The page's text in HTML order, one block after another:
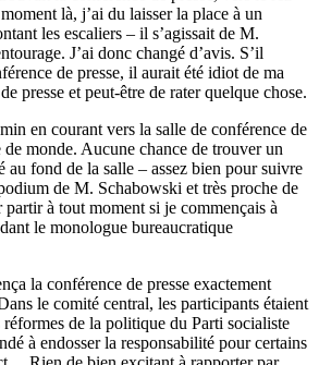
là, j’ai du laisser la place à un
les escaliers – il s’agissait de M.
J’ai donc changé d’avis. S’il
de presse, il aurait été idiot de ma
presse et peut-être de rater quelque chose.
en courant vers la salle de conférence de
monde. Aucune chance de trouver un
au fond de la salle – assez bien pour suivre
de M. Schabowski et très proche de
à tout moment si je commençais à
le monologue bureaucratique
la conférence de presse exactement
le comité central, les participants étaient
de la politique du Parti socialiste
à endosser la responsabilité pour certains